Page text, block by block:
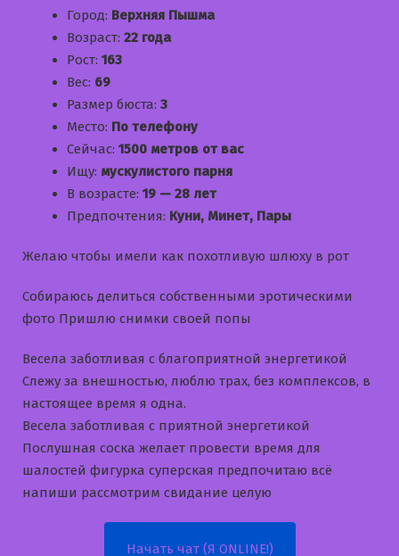
Город: Верхняя Пышма
Возраст: 22 года
Рост: 163
Вес: 69
Размер бюста: 3
Место: По телефону
Сейчас: 1500 метров от вас
Ищу: мускулистого парня
В возрасте: 19 — 28 лет
Предпочтения: Куни, Минет, Пары
Желаю чтобы имели как похотливую шлюху в рот
Собираюсь делиться собственными эротическими
фото Пришлю снимки своей попы
Bесела заботливая с благоприятной энергетикой
Слежу за внешностью, люблю трах, без комплексов, в
настоящее время я одна.
Bесела заботливая с приятной энергетикой
Послушная соска желает провести время для
шалостей фигурка суперская предпочитаю всё
напиши рассмотрим свидание целую
Начать чат (Я ONLINE!)